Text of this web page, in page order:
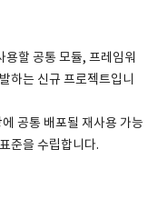
할 공통 모듈, 프레임워
하는 신규 프로젝트입니
공통 배포될 재사용 가능
준을 수립합니다.